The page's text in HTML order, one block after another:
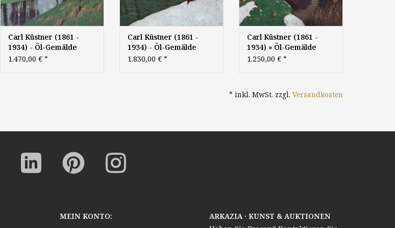
Carl Küstner (1861 -
1934) - Öl-Gemälde
Landschaft Klassische
1.470,00 € *
Carl Küstner (1861 -
1934) - Öl-Gemälde
Winter Englischer
1.830,00 € *
Carl Küstner (1861 -
1934) » Öl-Gemälde
Landschaft Klassische
1.250,00 € *
* inkl. MwSt. zzgl. Versandkosten
MEIN KONTO:
ARKAZIA · KUNST & AUKTIONEN